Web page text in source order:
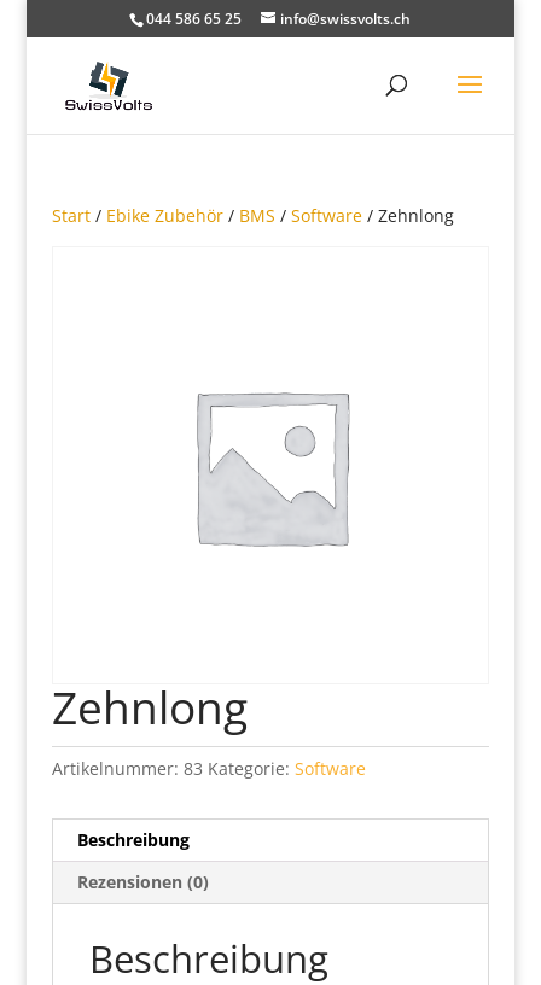
044 586 65 25 info@swissvolts.ch
Start/ Ebike Zubehör/ BMS / Software/ Zehnlong
Zehnlong
Artikelnummer: 83 Kategorie: Software
Beschreibung
Rezensionen (0)
Beschreibung